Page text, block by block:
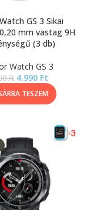
GS 3 Sikai
mm vastag 9H
(3 db)
Watch GS 3
Ft 4.990 Ft
TESZEM